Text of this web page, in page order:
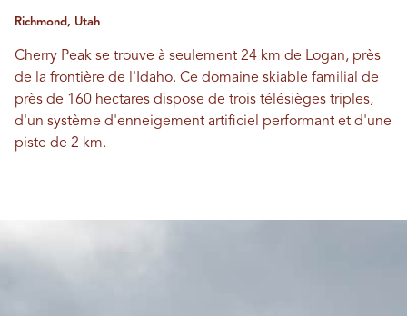
Richmond, Utah
Cherry Peak se trouve à seulement 24 km de Logan, près
de la frontière de l'Idaho. Ce domaine skiable familial de
près de 160 hectares dispose de trois télésièges triples,
d'un système d'enneigement artificiel performant et d'une
piste de 2 km.